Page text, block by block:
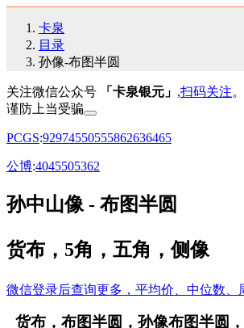
卡泉
目录
孙像-布图半圆
关注微信公众号 「卡泉银元」 ,扫码关注
谨防上当受骗
PCGS:92974550555862636465
公博:4045505362
孙中山像 - 布图半圆
货布，5角，五角，侧像
微信登录后查询更多，平均价、中位数、
货布，布图半圆，孙像布图半圆